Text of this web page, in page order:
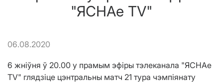
"ЯСНАе TV"
06.08.2020
6 жніўня ў 20.00 у прамым эфіры тэлеканала "ЯСНАе
TV" глядзіце цэнтральны матч 21 тура чэмпіянату